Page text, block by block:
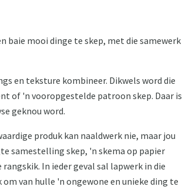
baie mooi dinge te skep, met die samewerk
en teksture kombineer. Dikwels word die
of 'n vooropgestelde patroon skep. Daar is
geknou word.
produk kan naaldwerk nie, maar jou
samestelling skep, 'n skema op papier
In ieder geval sal lapwerk in die
van hulle 'n ongewone en unieke ding te